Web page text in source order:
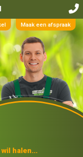
Maak een afspraak
halen...